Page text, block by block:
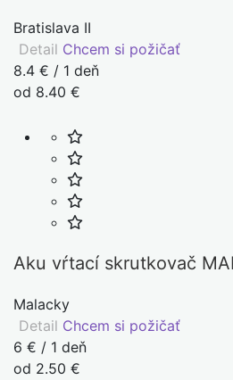
Bratislava II
Detail Chcem si požičať
8.4 € / 1 deň
od 8.40 €
Aku vŕtací skrutkovač
Malacky
Detail Chcem si požičať
6 € / 1 deň
od 2.50 €